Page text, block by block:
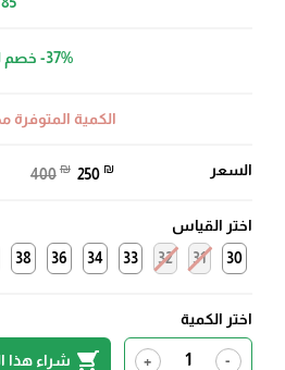
-37%خصم
الكمية المتوفرة
السعر 400 ₪ 250 ₪
اختر القياس
30
31
32
33
34
36
38
اختر الكمية
-
+
shopping_cart شراء هذا